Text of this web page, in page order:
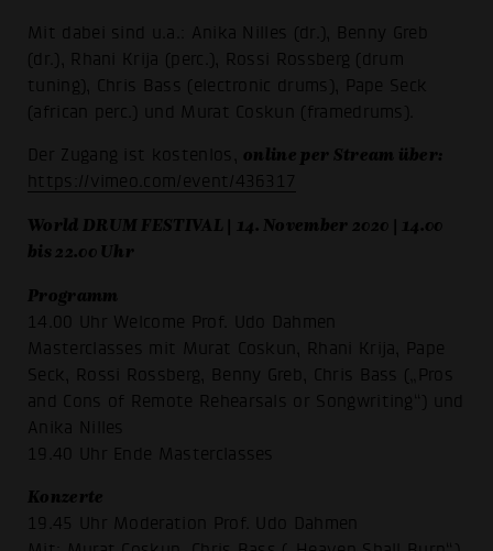
Mit dabei sind u.a.: Anika Nilles (dr.), Benny Greb
(dr.), Rhani Krija (perc.), Rossi Rossberg (drum
tuning), Chris Bass (electronic drums), Pape Seck
(african perc.) und Murat Coskun (framedrums).
Der Zugang ist kostenlos, online per Stream über:
https://vimeo.com/event/436317
World DRUM FESTIVAL | 14. November 2020 | 14.00
bis 22.00 Uhr
Programm
14.00 Uhr Welcome Prof. Udo Dahmen
Masterclasses mit Murat Coskun, Rhani Krija, Pape
Seck, Rossi Rossberg, Benny Greb, Chris Bass („Pros
and Cons of Remote Rehearsals or Songwriting“) und
Anika Nilles
19.40 Uhr Ende Masterclasses
Konzerte
19.45 Uhr Moderation Prof. Udo Dahmen